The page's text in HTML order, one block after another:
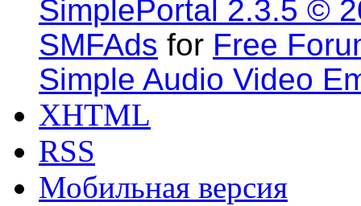
SimplePortal 2.3.5 ©
SMFAds for Free
Simple Audio Video
XHTML
RSS
Мобильная версия